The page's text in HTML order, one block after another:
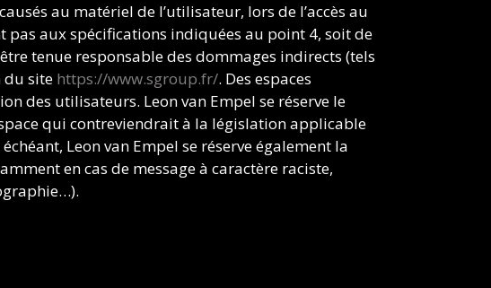
au matériel de l’utilisateur, lors de l’accès au
pas aux spécifications indiquées au point 4, soit de
tenue responsable des dommages indirects (tels
du site https://www.sgroup.fr/. Des espaces
des utilisateurs. Leon van Empel se réserve le
qui contreviendrait à la législation applicable
Leon van Empel se réserve également la
en cas de message à caractère raciste,